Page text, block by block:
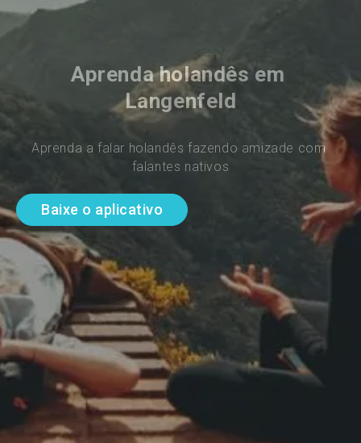
Aprenda holandês em
Langenfeld
Aprenda a falar holandês fazendo amizade com
falantes nativos
Baixe o aplicativo